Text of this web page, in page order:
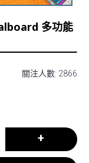
多功能
關注人數: 2866
+